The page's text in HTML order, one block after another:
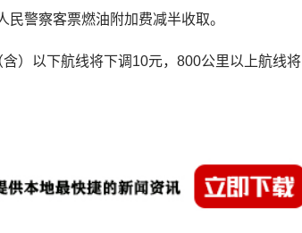
警察客票燃油附加费减半收取。
）以下航线将下调10元，800公里以上航线将